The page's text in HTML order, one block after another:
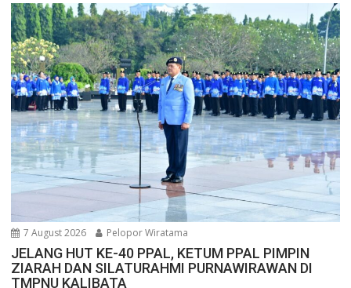
7 August 2026 Pelopor Wiratama
JELANG HUT KE-40 PPAL, KETUM PPAL PIMPIN
ZIARAH DAN SILATURAHMI PURNAWIRAWAN DI
TMPNU KALIBATA